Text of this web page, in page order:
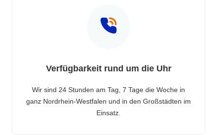
Verfügbarkeit rund um die Uhr
Wir sind 24 Stunden am Tag, 7 Tage die Woche in
ganz Nordrhein-Westfalen und in den Großstädten im
Einsatz.